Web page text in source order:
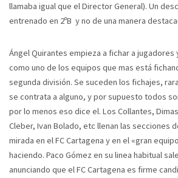
llamaba igual que el Director General). Un
entrenado en 2ºB y no de una manera
Ángel Quirantes empieza a fichar a jugadores
como uno de los equipos que mas está
segunda división. Se suceden los fichajes,
se contrata a alguno, y por supuesto todos
por lo menos eso dice el. Los Collantes,
Cleber, Ivan Bolado, etc llenan las secciones
mirada en el FC Cartagena y en el «gran
haciendo. Paco Gómez en su linea habitual
anunciando que el FC Cartagena es firme